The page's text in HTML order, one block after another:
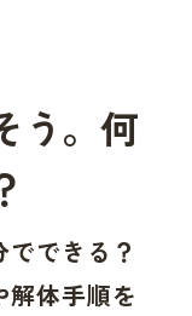
う。何
でできる？
解体手順を